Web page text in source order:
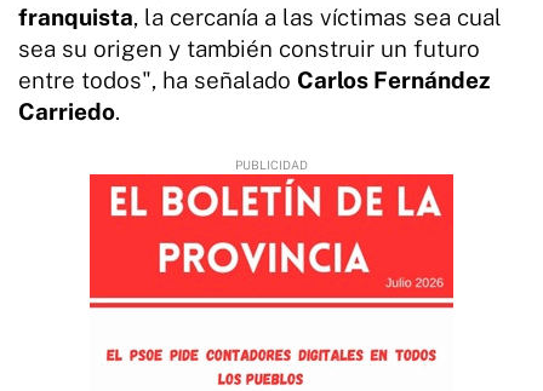
franquista, la cercanía a las víctimas sea cual
sea su origen y también construir un futuro
entre todos", ha señalado Carlos Fernández
Carriedo.